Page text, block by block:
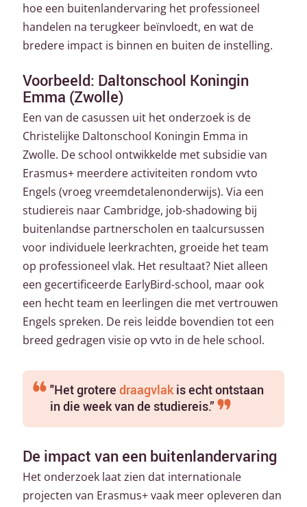
hoe een buitenlandervaring het professioneel
handelen na terugkeer beïnvloedt, en wat de
bredere impact is binnen en buiten de instelling.
Voorbeeld: Daltonschool Koningin
Emma (Zwolle)
Een van de casussen uit het onderzoek is de
Christelijke Daltonschool Koningin Emma in
Zwolle. De school ontwikkelde met subsidie van
Erasmus+ meerdere activiteiten rondom vvto
Engels (vroeg vreemdetalenonderwijs). Via een
studiereis naar Cambridge, job-shadowing bij
buitenlandse partnerscholen en taalcursussen
voor individuele leerkrachten, groeide het team
op professioneel vlak. Het resultaat? Niet alleen
een gecertificeerde EarlyBird-school, maar ook
een hecht team en leerlingen die met vertrouwen
Engels spreken. De reis leidde bovendien tot een
breed gedragen visie op vvto in de hele school.
"Het grotere draagvlakis echt ontstaan
in die week van de studiereis.”
De impact van een buitenlandervaring
Het onderzoek laat zien dat internationale
projecten van Erasmus+ vaak meer opleveren dan